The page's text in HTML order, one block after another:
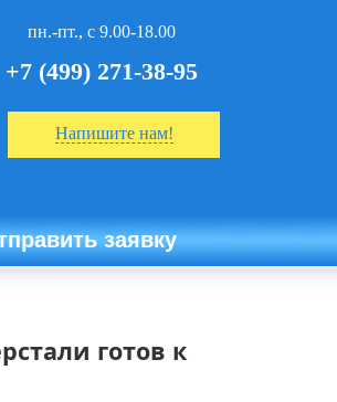
пн.-пт., с 9.00-18.00
+7 (499) 271-38-95
Напишите нам!
заявку
готов к